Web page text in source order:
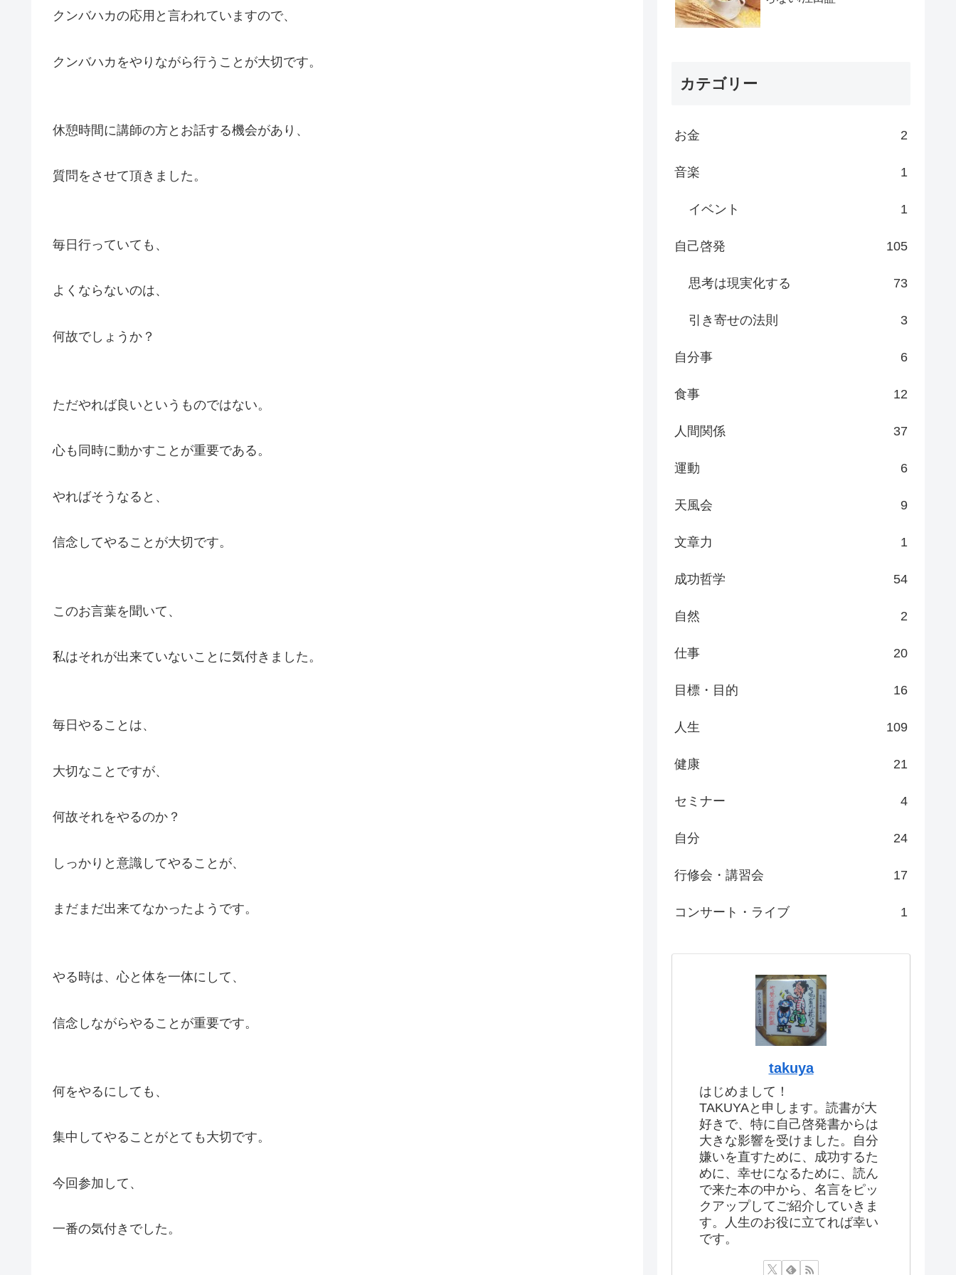
クンバハカの応用と言われていますので、
クンバハカをやりながら行うことが大切です。
休憩時間に講師の方とお話する機会があり、
質問をさせて頂きました。
毎日行っていても、
よくならないのは、
何故でしょうか？
ただやれば良いというものではない。
心も同時に動かすことが重要である。
やればそうなると、
信念してやることが大切です。
このお言葉を聞いて、
私はそれが出来ていないことに気付きました。
毎日やることは、
大切なことですが、
何故それをやるのか？
しっかりと意識してやることが、
まだまだ出来てなかったようです。
やる時は、心と体を一体にして、
信念しながらやることが重要です。
何をやるにしても、
集中してやることがとても大切です。
今回参加して、
一番の気付きでした。
カテゴリー
お金 2
音楽 1
イベント 1
自己啓発 105
思考は現実化する 73
引き寄せの法則 3
自分事 6
食事 12
人間関係 37
運動 6
天風会 9
文章力 1
成功哲学 54
自然 2
仕事 20
目標・目的 16
人生 109
健康 21
セミナー 4
自分 24
行修会・講習会 17
コンサート・ライブ 1
takuya
はじめまして！
TAKUYAと申します。読書が大
好きで、特に自己啓発書からは
大きな影響を受けました。自分
嫌いを直すために、成功するた
めに、幸せになるために、読ん
で来た本の中から、名言をピッ
クアップしてご紹介していきま
す。人生のお役に立てれば幸い
です。